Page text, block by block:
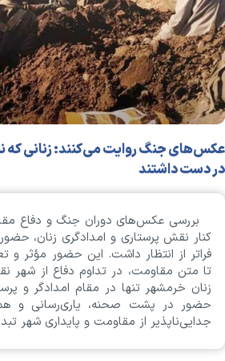
عکس‌های جنگ روایت می‌کنند: زنانی که
در دست داشتند
بررسی عکس‌های دوران جنگ و دفاع
کنار نقش پرستاری و امدادگری زنان،
فراتر از انتظار داشت. این حضور مؤثر و
تا متن مقاومت، در تداوم دفاع از شهر
زنان خرمشهر تنها در مقام امدادگر و
حضور در پشت صحنه، یاری‌رسانی و
جدایی‌ناپذیر از مقاومت و پایداری شهر